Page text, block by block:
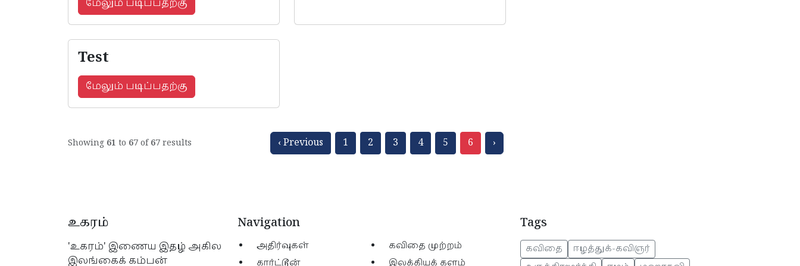
மேலும் படிப்பதற்கு
Test
மேலும் படிப்பதற்கு
Showing 61 to 67of67results ‹ Previous 1 2 3 4 5 6 ›
உகரம்
'உகரம்' இணைய இதழ் அகில
இலங்கைக் கம்பன்
Navigation
அதிர்வுகள்
கவிதை முற்றம்
கார்ட்டூன்
இலக்கியக் களம்
Tags
கவிதை
ஈழத்துக்-கவிஞர்